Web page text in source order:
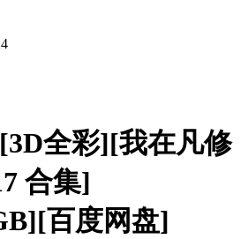
[3D全彩][我在凡修
合集]
百度网盘]